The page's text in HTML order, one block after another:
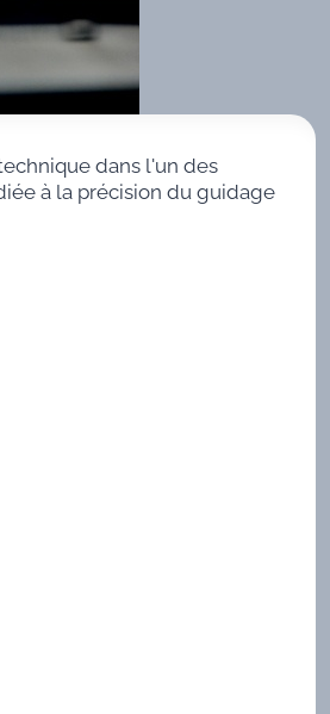
dans l'un des
à la précision du guidage